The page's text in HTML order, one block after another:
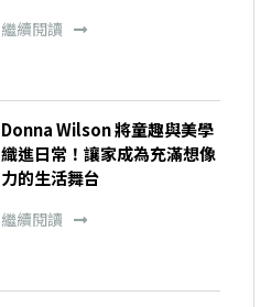
繼續閱讀
Donna Wilson 將童趣與美學
織進日常！讓家成為充滿想像
力的生活舞台
繼續閱讀